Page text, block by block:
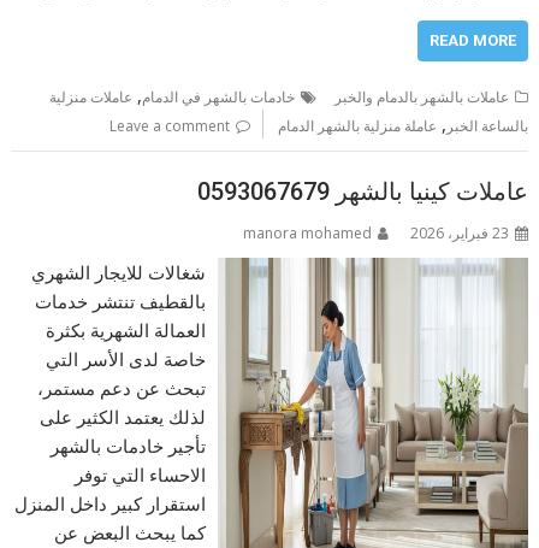
READ MORE
عاملات بالشهر بالدمام والخبر خادمات بالشهر في الدمام, عاملات منزلية
بالساعة الخبر , عاملة منزلية بالشهر الدمام Leave a comment
عاملات كينيا بالشهر 0593067679
23 فبراير، 2026 manora mohamed
شغالات للايجار الشهري
بالقطيف تنتشر خدمات
العمالة الشهرية بكثرة
خاصة لدى الأسر التي
تبحث عن دعم مستمر،
لذلك يعتمد الكثير على
تأجير خادمات بالشهر
الاحساء التي توفر
استقرار كبير داخل المنزل
كما يبحث البعض عن